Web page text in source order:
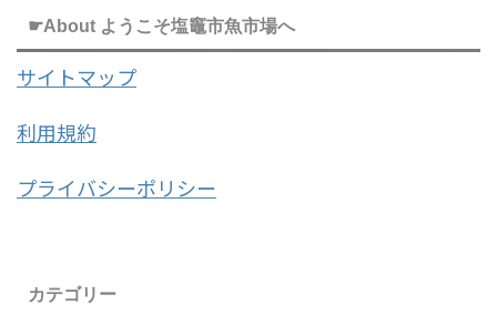
☛About ようこそ塩竈市魚市場へ
サイトマップ
利用規約
プライバシーポリシー
カテゴリー